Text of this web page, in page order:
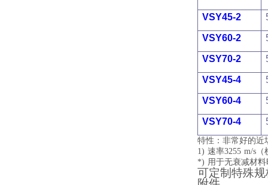
VSY45-2
VSY60-2
VSY70-2
VSY45-4
VSY60-4
VSY70-4
特性：非常好的近
1) 速率3255 m/s
*) 用于无衰减材
可定制特殊规